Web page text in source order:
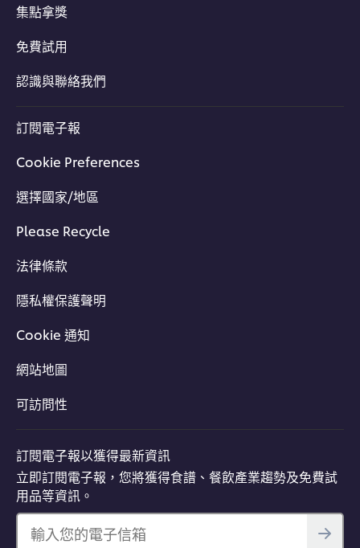
集點拿獎
免費試用
認識與聯絡我們
訂閱電子報
Cookie Preferences
選擇國家/地區
Please Recycle
法律條款
隱私權保護聲明
Cookie 通知
網站地圖
可訪問性
訂閱電子報以獲得最新資訊
立即訂閱電子報，您將獲得食譜、餐飲產業趨勢及免費試
用品等資訊。
輸入您的電子信箱